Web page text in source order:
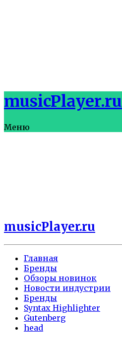
musicPlayer.ru
Меню
musicPlayer.ru
Главная
Бренды
Обзоры новинок
Новости индустрии
Бренды
Syntax Highlighter
Gutenberg
head